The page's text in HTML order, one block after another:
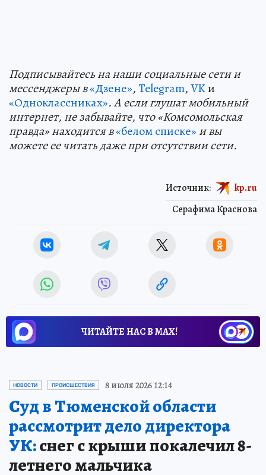
Подписывайтесь на наши социальные сети и
мессенджеры в«Дзене»,Telegram,VKи
«Одноклассниках». А если глушат мобильный
интернет, не забывайте, что «Комсомольская
правда» находится в«белом списке» и вы
можете ее читать даже при отсутствии сети.
Серафима Краснова
Источник: kp.ru
ЧИТАЙТЕ НАС В МАХ!
НОВОСТИ ПРОИСШЕСТВИЯ 8 июля 2026 12:14
Суд в Тюменской области
рассмотрит дело директора
УК:снег с крыши покалечил 8-
летнего мальчика